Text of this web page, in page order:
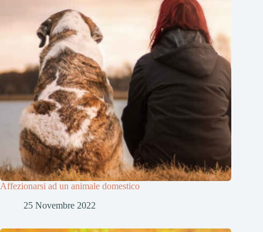
Affezionarsi ad un animale domestico
25 Novembre 2022